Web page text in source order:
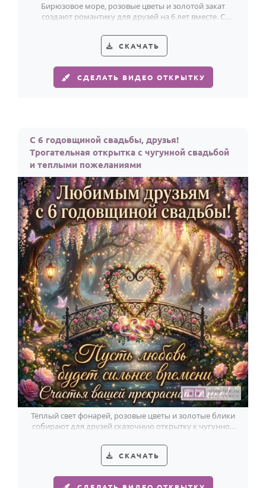
По годам
Бирюзовое море, розовые цветы и золотой закат
создают романтику для друзей на 6 лет вместе. С
СКАЧАТЬ
СДЕЛАТЬ ВИДЕО ОТКРЫТКУ
С 6 годовщиной свадьбы, друзья!
Трогательная открытка с чугунной свадьбой
и теплыми пожеланиями
Тёплый свет фонарей, розовые цветы и золотые блики
собирают для друзей сказочную открытку к чугунной
СКАЧАТЬ